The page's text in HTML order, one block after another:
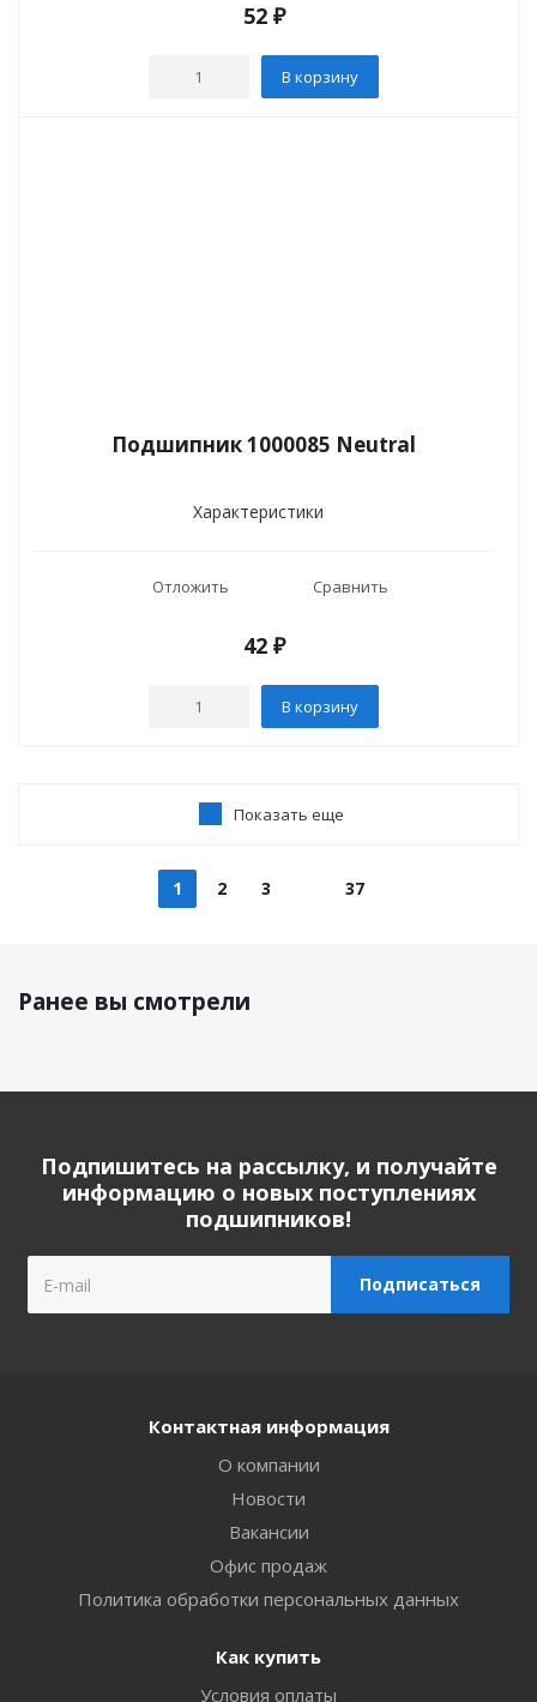
52 ₽
В корзину
Подшипник 1000085 Neutral
Характеристики
Отложить Сравнить
42 ₽
В корзину
Показать еще
1 2 3 37
Ранее вы смотрели
Подпишитесь на рассылку, и получайте
информацию о новых поступлениях
подшипников!
Контактная информация
О компании
Новости
Вакансии
Офис продаж
Политика обработки персональных данных
Как купить
Условия оплаты